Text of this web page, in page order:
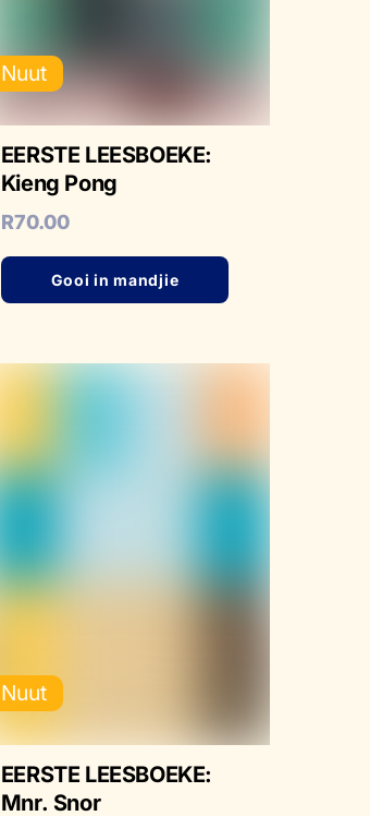
Nuut
EERSTE LEESBOEKE:
Kieng Pong
R70.00
Gooi in mandjie
Nuut
EERSTE LEESBOEKE:
Mnr. Snor